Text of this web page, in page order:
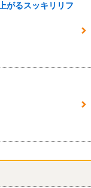
るスッキリリフ